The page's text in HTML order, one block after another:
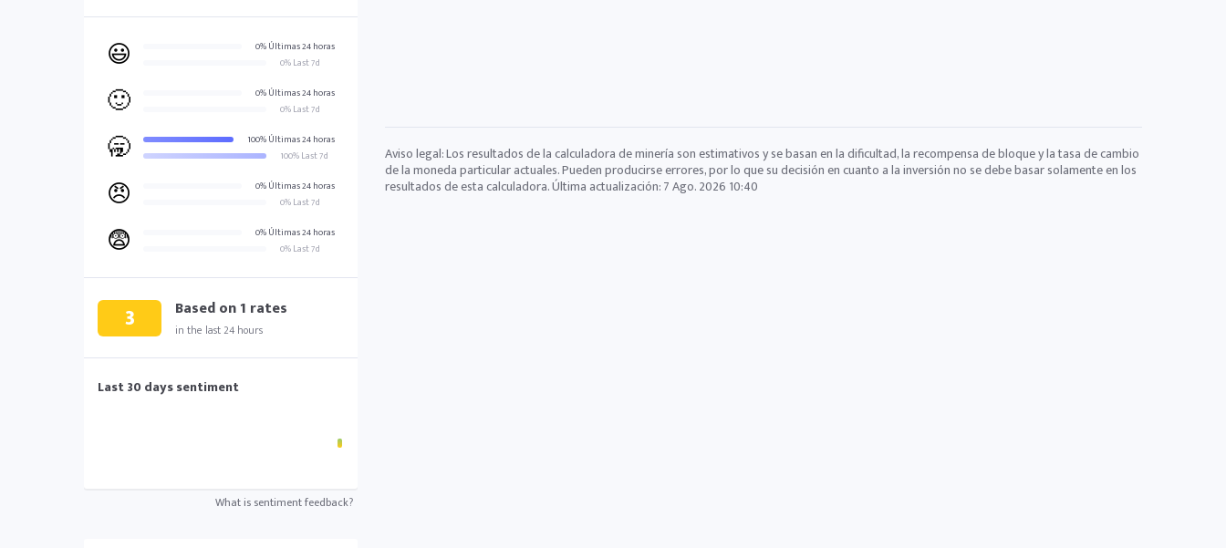
😃
0% Últimas 24 horas
0% Last 7d
🙂
0% Últimas 24 horas
0% Last 7d
🥱
100% Últimas 24 horas
100% Last 7d
😠
0% Últimas 24 horas
0% Last 7d
😨
0% Últimas 24 horas
0% Last 7d
3 Based on1 rates
in the last 24 hours
Last 30 days sentiment
What is sentiment feedback?
Aviso legal: Los resultados de la calculadora de minería son estimativos y se basan en la dificultad, la recompensa de bloque y la tasa de cambio
de la moneda particular actuales. Pueden producirse errores, por lo que su decisión en cuanto a la inversión no se debe basar solamente en los
resultados de esta calculadora. Última actualización:7 Ago. 2026 10:40